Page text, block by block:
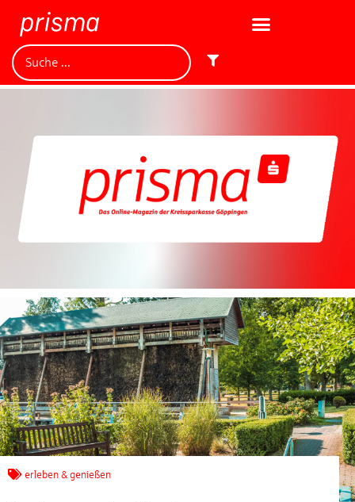
erleben & genießen
Jetzt mitmachen und